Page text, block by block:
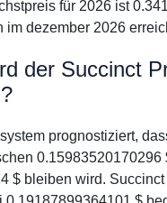
für 2026 ist
im dezember 2026
der Succinct
prognostiziert,
0.15983520170296
$ bleiben wird.